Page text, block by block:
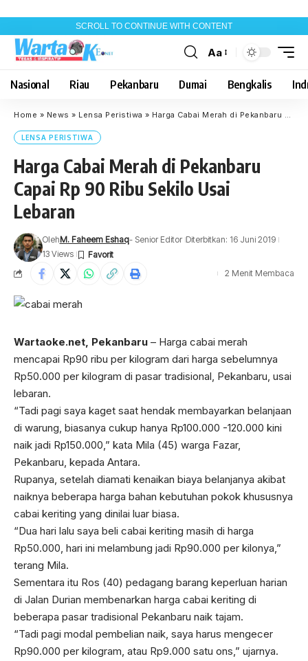
SCROLL TO CONTINUE WITH CONTENT
Font
Aa
Nasional Riau Pekanbaru Dumai Bengkalis
Home » News » Lensa Peristiwa » Harga Cabai Merah di Pekanbaru Capai Rp 90 Ribu Sekilo Usai Lebaran
LENSA PERISTIWA
Harga Cabai Merah di Pekanbaru
Capai Rp 90 Ribu Sekilo Usai
Lebaran
OlehM. Faheem Eshaq- Senior Editor Diterbitkan: 16 Juni 2019
13 Views
2 Menit Membaca
Wartaoke.net, Pekanbaru – Harga cabai merah
mencapai Rp90 ribu per kilogram dari harga sebelumnya
Rp50.000 per kilogram di pasar tradisional, Pekanbaru, usai
lebaran.
“Tadi pagi saya kaget saat hendak membayarkan belanjaan
di warung, biasanya cukup hanya Rp100.000 -120.000 kini
naik jadi Rp150.000,” kata Mila (45) warga Fazar,
Pekanbaru, kepada Antara.
Rupanya, setelah diamati kenaikan biaya belanjanya akibat
naiknya beberapa harga bahan kebutuhan pokok khususnya
cabai keriting yang dinilai luar biasa.
“Dua hari lalu saya beli cabai keriting masih di harga
Rp50.000, hari ini melambung jadi Rp90.000 per kilonya,”
terang Mila.
Sementara itu Ros (40) pedagang barang keperluan harian
di Jalan Durian membenarkan harga cabai keriting di
beberapa pasar tradisional Pekanbaru naik tajam.
“Tadi pagi modal pembelian naik, saya harus mengecer
Rp90.000 per kilogram, atau Rp9.000 satu ons,” ujarnya.